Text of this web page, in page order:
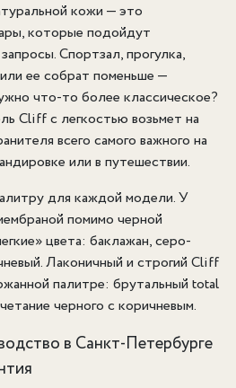
кожи — это
которые подойдут
Спортзал, прогулка,
ее собрат поменьше —
что-то более классическое?
Cliff с легкостью возьмет на
всего самого важного на
или в путешествии.
для каждой модели. У
помимо черной
цвета: баклажан, серо-
Лаконичный и строгий Cliff
палитре: брутальный total
черного с коричневым.
в Санкт-Петербурге